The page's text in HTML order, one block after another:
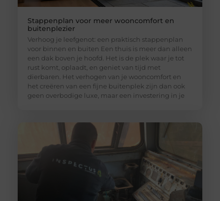
Stappenplan voor meer wooncomfort en
buitenplezier
Verhoog je leefgenot: een praktisch stappenplan
voor binnen en buiten Een thuis is meer dan alleen
een dak boven je hoofd. Het is de plek waar je tot
rust komt, oplaadt, en geniet van tijd met
dierbaren. Het verhogen van je wooncomfort en
het creëren van een fijne buitenplek zijn dan ook
geen overbodige luxe, maar een investering in je